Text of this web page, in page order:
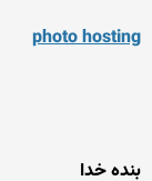
photo hosting
بنده خدا